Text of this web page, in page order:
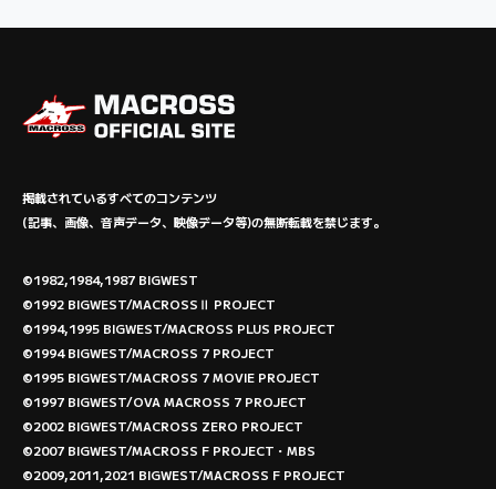
掲載されているすべてのコンテンツ
(記事、画像、音声データ、映像データ等)の無断転載を禁じます。
©1982,1984,1987 BIGWEST
©1992 BIGWEST/MACROSSⅡ PROJECT
©1994,1995 BIGWEST/MACROSS PLUS PROJECT
©1994 BIGWEST/MACROSS 7 PROJECT
©1995 BIGWEST/MACROSS 7 MOVIE PROJECT
©1997 BIGWEST/OVA MACROSS 7 PROJECT
©2002 BIGWEST/MACROSS ZERO PROJECT
©2007 BIGWEST/MACROSS F PROJECT・MBS
©2009,2011,2021 BIGWEST/MACROSS F PROJECT